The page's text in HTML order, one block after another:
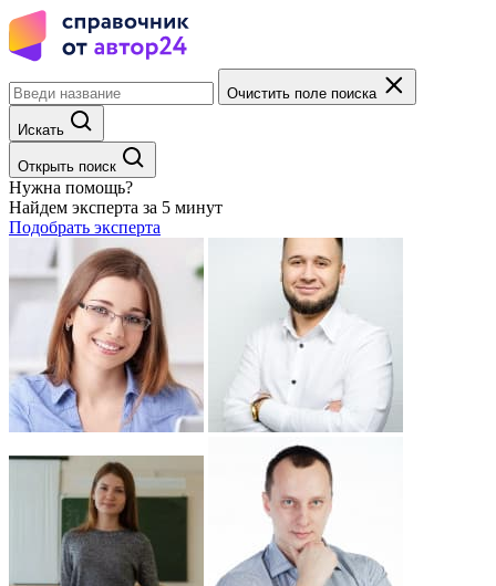
Очистить поле поиска
Искать
Открыть поиск
Нужна помощь?
Найдем эксперта за 5 минут
Подобрать эксперта